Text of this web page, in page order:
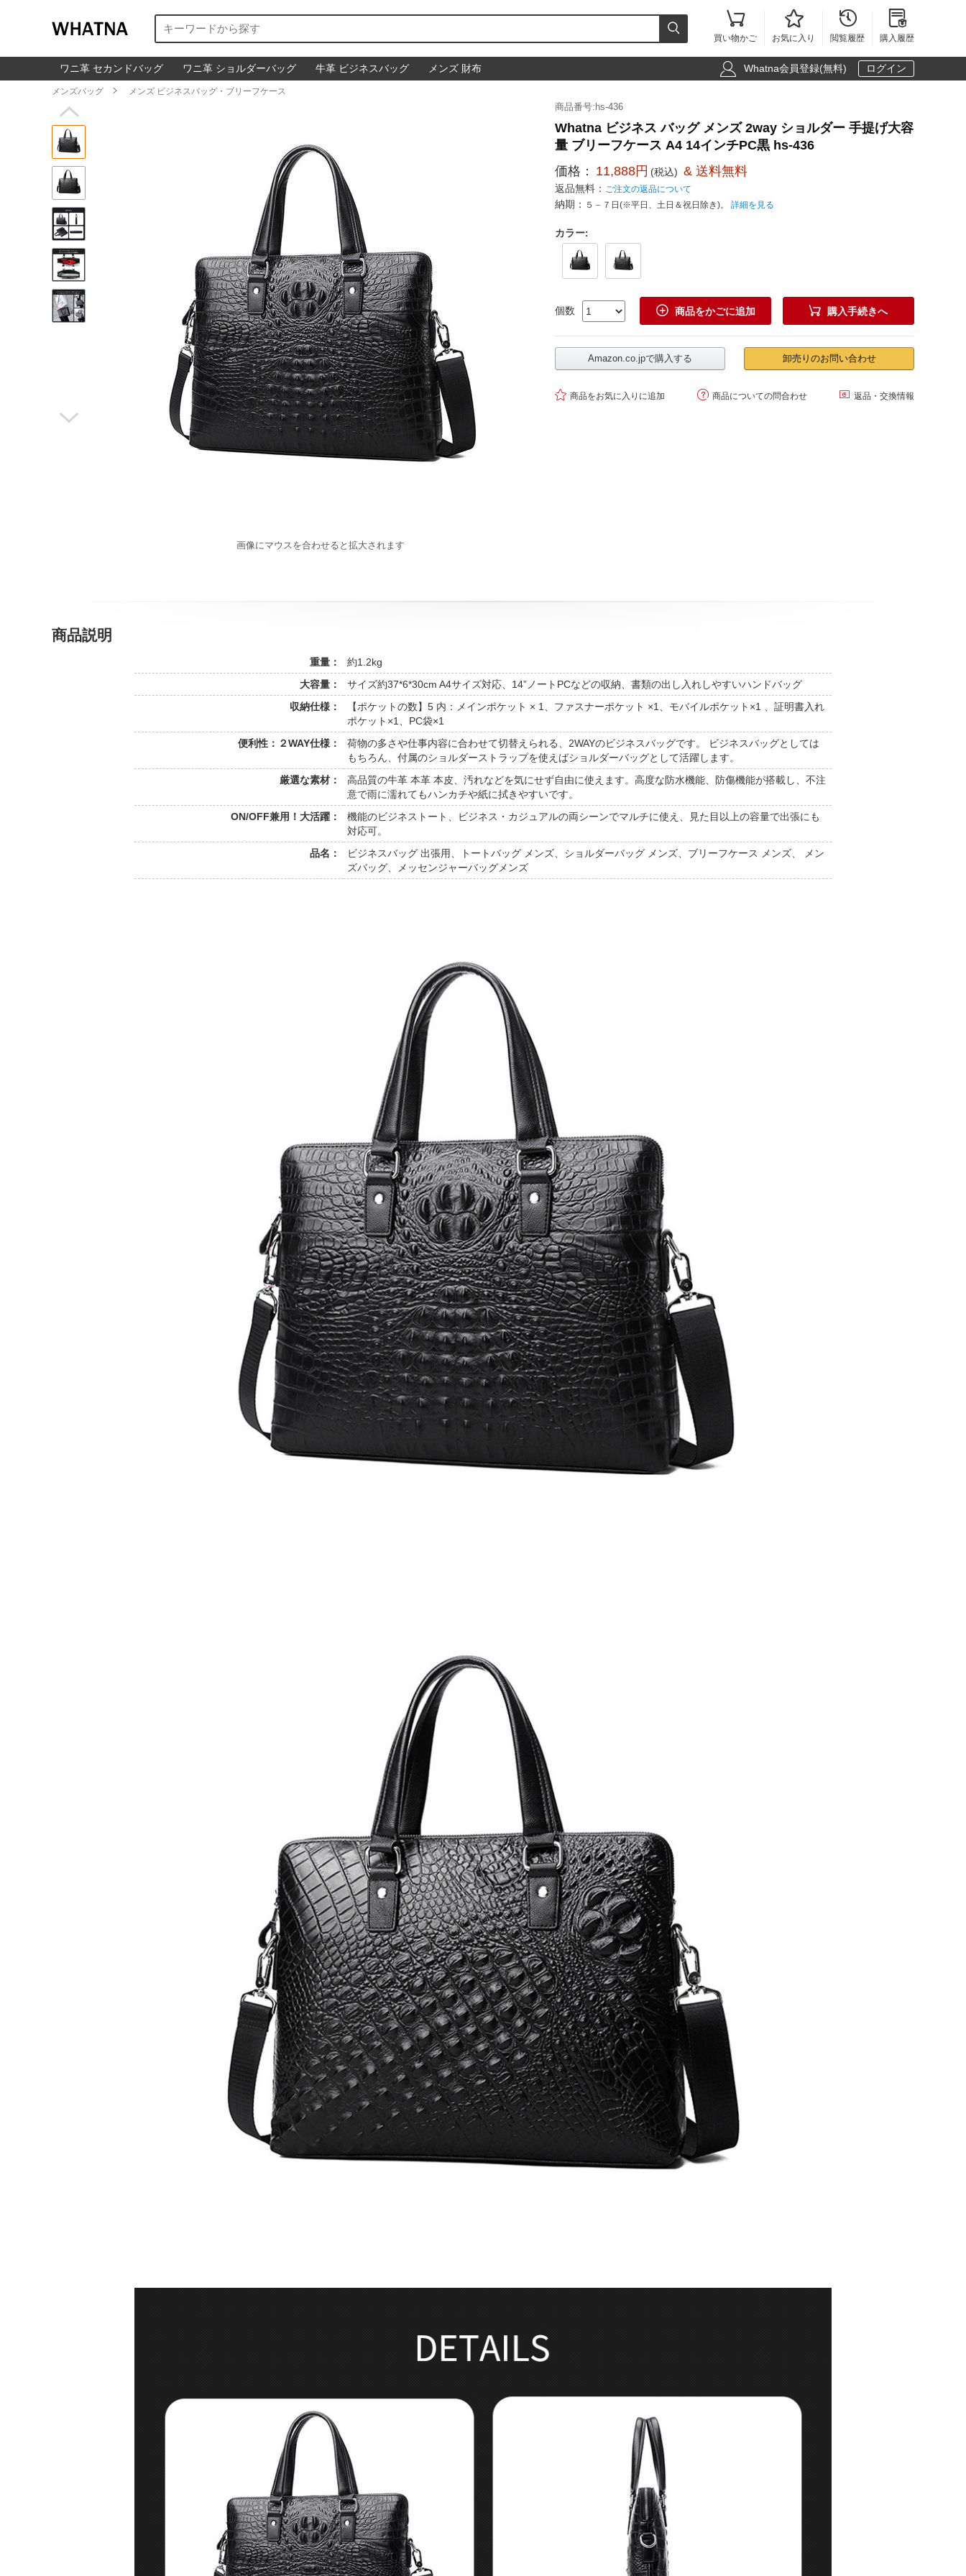


買い物かご

お気に入り

閲覧履歴

購入履歴
ワニ革 セカンドバッグ ワニ革 ショルダーバッグ 牛革 ビジネスバッグ メンズ 財布  Whatna会員登録(無料) ログイン
メンズバッグ  メンズ ビジネスバッグ・ブリーフケース


画像にマウスを合わせると拡大されます
商品番号:hs-436
Whatna ビジネス バッグ メンズ 2way ショルダー 手提げ大容
量 ブリーフケース A4 14インチPC黒 hs-436
価格： 11,888円 (税込) & 送料無料
返品無料： ご注文の返品について
納期： ５－７日(※平日、土日＆祝日除き)。 詳細を見る
カラー:
個数  商品をかごに追加  購入手続きへ
Amazon.co.jpで購入する 卸売りのお問い合わせ
 商品をお気に入りに追加  商品についての問合わせ  返品・交換情報
商品説明
重量：
約1.2kg
大容量：
サイズ約37*6*30cm A4サイズ対応、14”ノートPCなどの収納、書類の出し入れしやすいハンドバッグ
収納仕様：
【ポケットの数】5 内：メインポケット × 1、ファスナーポケット ×1、モバイルポケット×1 、証明書入れ
ポケット×1、PC袋×1
便利性：２WAY仕様：
荷物の多さや仕事内容に合わせて切替えられる、2WAYのビジネスバッグです。 ビジネスバッグとしては
もちろん、付属のショルダーストラップを使えばショルダーバッグとして活躍します。
厳選な素材：
高品質の牛革 本革 本皮、汚れなどを気にせず自由に使えます。高度な防水機能、防傷機能が搭載し、不注
意で雨に濡れてもハンカチや紙に拭きやすいです。
ON/OFF兼用！大活躍：
機能のビジネストート、ビジネス・カジュアルの両シーンでマルチに使え、見た目以上の容量で出張にも
対応可。
品名：
ビジネスバッグ 出張用、トートバッグ メンズ、ショルダーバッグ メンズ、ブリーフケース メンズ、 メン
ズバッグ、メッセンジャーバッグメンズ